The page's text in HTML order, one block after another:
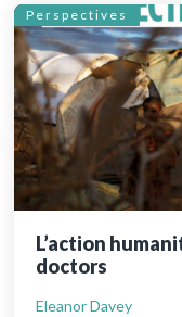
Perspectives
L’action
doctors
Eleanor Davey